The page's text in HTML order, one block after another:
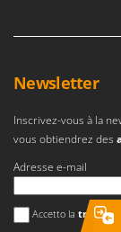
Newsletter
Inscrivez-vous à la
vous obtiendrez des
Adresse e-mail
Une erreur est
Accetto la